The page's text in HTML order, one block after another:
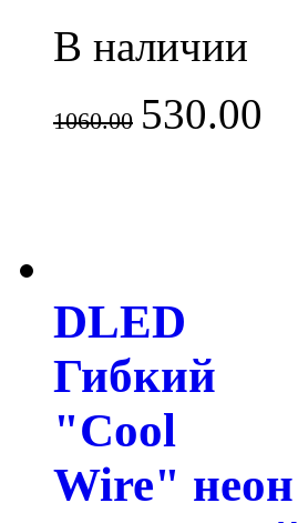
В наличии
1060.00 530.00
DLED
Гибкий
"Cool
Wire" неон